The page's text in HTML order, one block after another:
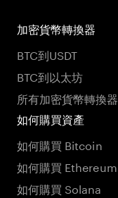
加密貨幣轉換器
BTC到USDT
BTC到以太坊
所有加密貨幣轉換器
如何購買資產
如何購買 Bitcoin
如何購買 Ethereum
如何購買 Solana